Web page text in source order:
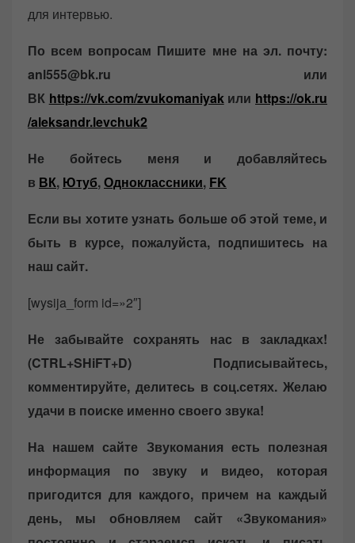
для интервью.
По всем вопросам Пишите мне на эл. почту:
anl555@bk.ru или
ВК https://vk.com/zvukomaniyakили https://ok.ru
/aleksandr.levchuk2
Не бойтесь меня и добавляйтесь
в ВК, Ютуб,Одноклассники, FK
Если вы хотите узнать больше об этой теме, и
быть в курсе, пожалуйста, подпишитесь на
наш сайт.
[wysija_form id=»2″]
Не забывайте сохранять нас в закладках!
(CTRL+SHiFT+D)
Подписывайтесь,
комментируйте, делитесь в соц.сетях. Желаю
удачи в поиске именно своего звука!
На нашем сайте Звукомания есть полезная
информация по звуку и видео, которая
пригодится для каждого, причем на каждый
день, мы обновляем сайт «Звукомания»